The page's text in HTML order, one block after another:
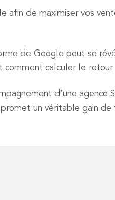
de maximiser vos
de Google peut se
comment calculer le retour
d’une agence
un véritable gain